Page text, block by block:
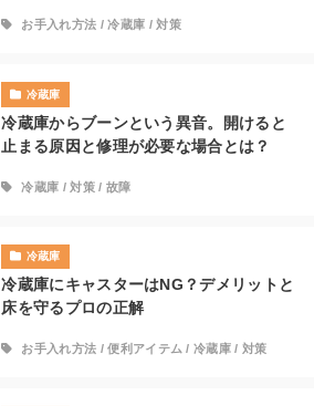
お手入れ方法 /冷蔵庫 /対策
冷蔵庫
冷蔵庫からブーンという異音。開けると
止まる原因と修理が必要な場合とは？
冷蔵庫 /対策/ 故障
冷蔵庫
冷蔵庫にキャスターはNG？デメリットと
床を守るプロの正解
お手入れ方法 /便利アイテム /冷蔵庫 /対策